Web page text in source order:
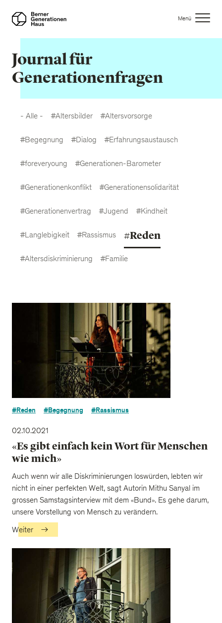
zum
Menü
Journal für
Generationenfragen
- Alle - #Altersbilder #Altersvorsorge
#Begegnung #Dialog #Erfahrungsaustausch
#foreveryoung #Generationen-Barometer
#Generationenkonflikt #Generationensolidarität
#Generationenvertrag #Jugend #Kindheit
#Langlebigkeit #Rassismus #Reden
#Altersdiskriminierung #Familie
#Reden #Begegnung #Rassismus
02.10.2021
«Es gibt einfach kein Wort für Menschen
wie mich»
Auch wenn wir alle Diskriminierungen loswürden, lebten wir
nicht in einer perfekten Welt, sagt Autorin Mithu Sanyal im
grossen Samstagsinterview mit dem «Bund». Es gehe darum,
unsere Vorstellung von Mensch zu verändern.
Weiter